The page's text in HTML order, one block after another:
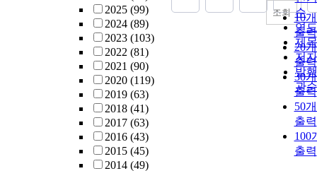
2025 (99)
2024 (89)
2023 (103)
2022 (81)
2021 (90)
2020 (119)
2019 (63)
2018 (41)
2017 (63)
2016 (43)
2015 (45)
2014 (49)
순
연
제
저
발
관순
10
출력
20
출력
30
출력
50
출력
100
출력
조회